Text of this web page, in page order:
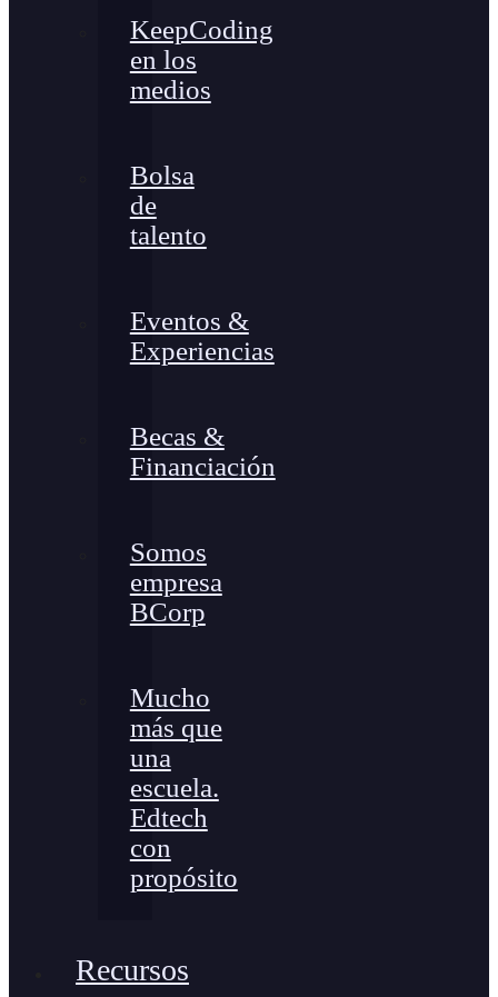
KeepCoding
en los
medios
Bolsa
de
talento
Eventos &
Experiencias
Becas &
Financiación
Somos
empresa
BCorp
Mucho
más que
una
escuela.
Edtech
con
propósito
Recursos